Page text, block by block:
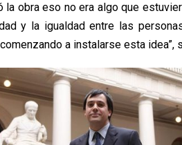
la obra eso no era algo que
y la igualdad entre las
a instalarse esta idea”,